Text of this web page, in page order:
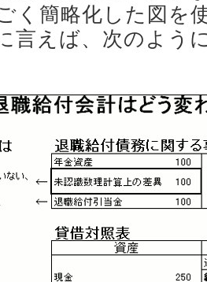
く簡略化した図を
言えば、次のよう